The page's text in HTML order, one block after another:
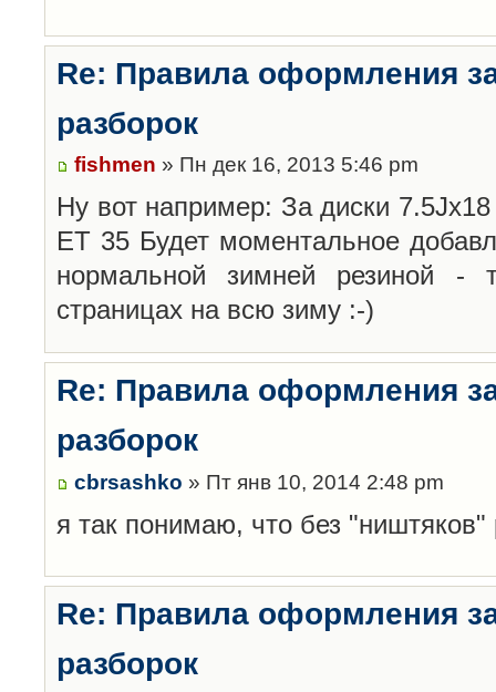
Re: Правила оформления
разборок
fishmen » Пн дек 16, 2013 5:46 pm
Ну вот например: За диски
ET 35 Будет моментальное
нормальной зимней резиной
страницах на всю зиму :-)
Re: Правила оформления
разборок
cbrsashko » Пт янв 10, 2014 2:48 pm
я так понимаю, что без "ништяков"
Re: Правила оформления
разборок